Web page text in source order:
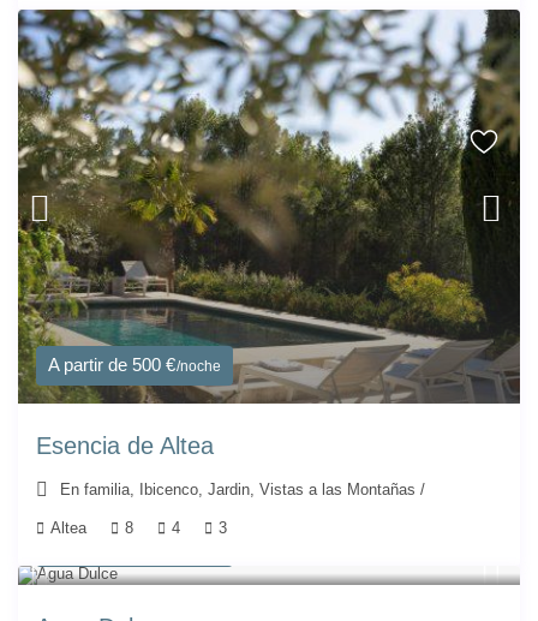
A partir de 500 €/noche
Esencia de Altea
En familia, Ibicenco,Jardin,Vistas a las Montañas /
Altea 8 4 3